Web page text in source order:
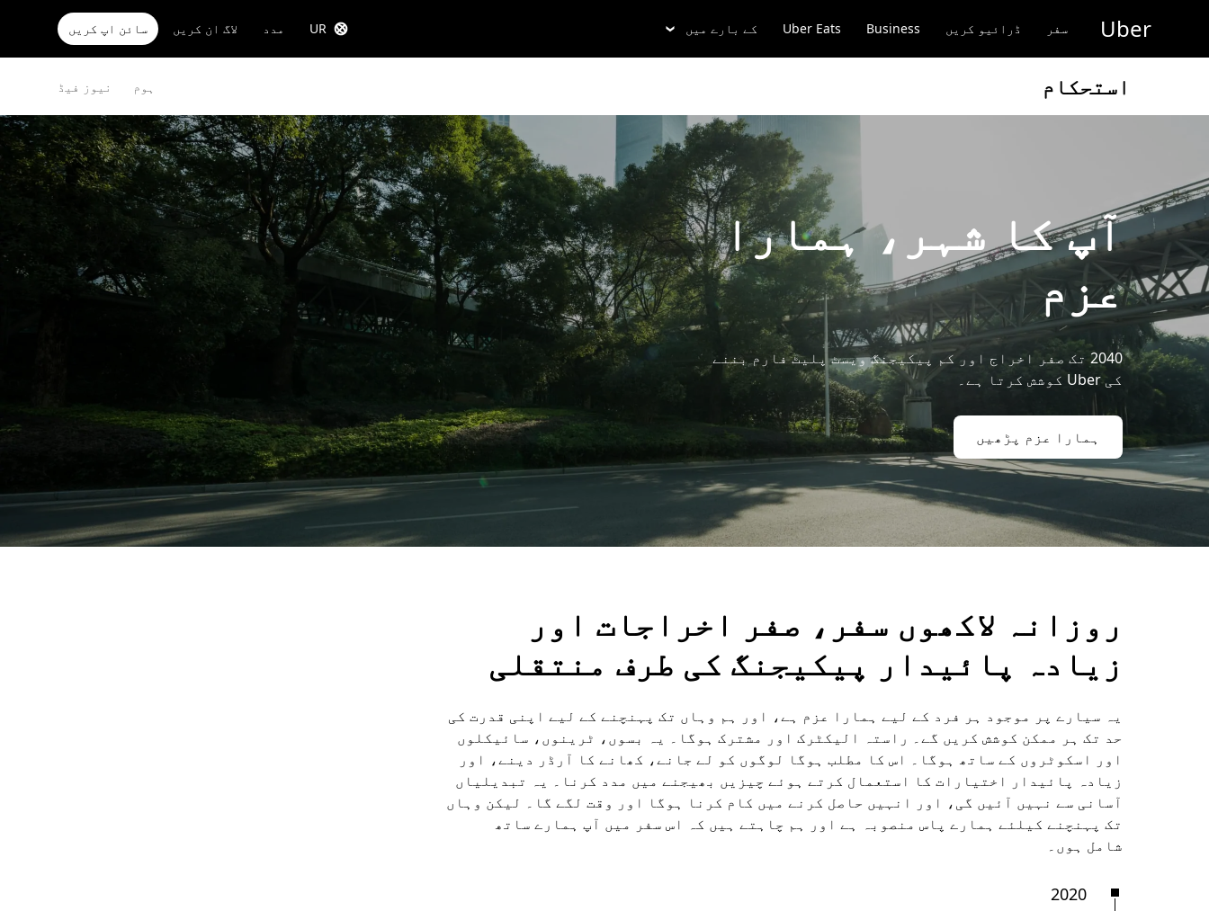
جائیں
Uber سفر ڈرائیو کریں Business
Uber Eats کے بارے میں UR مدد لاگ ان کریں سائن اپ کریں
استحکام ہوم نیوز فیڈ
آپ کا شہر، ہمارا
عزم
2040 تک صفر اخراج اور کم پیکیجنگ ویسٹ پلیٹ فارم بننے
کی Uber کوشش کرتا ہے۔
ہمارا عزم پڑھیں
روزانہ لاکھوں سفر، صفر اخراجات اور
زیادہ پائیدار پیکیجنگ کی طرف منتقلی
یہ سیارے پر موجود ہر فرد کے لیے ہمارا عزم ہے، اور ہم وہاں تک پہنچنے کے لیے اپنی قدرت کی
حد تک ہر ممکن کوشش کریں گے۔ راستہ الیکٹرک اور مشترک ہوگا۔ یہ بسوں، ٹرینوں، سائیکلوں
اور اسکوٹروں کے ساتھ ہوگا۔ اس کا مطلب ہوگا لوگوں کو لے جانے، کھانے کا آرڈر دینے، اور
زیادہ پائیدار اختیارات کا استعمال کرتے ہوئے چیزیں بھیجنے میں مدد کرنا۔ یہ تبدیلیاں
آسانی سے نہیں آئیں گی، اور انہیں حاصل کرنے میں کام کرنا ہوگا اور وقت لگے گا۔ لیکن وہاں
تک پہنچنے کیلئے ہمارے پاس منصوبہ ہے اور ہم چاہتے ہیں کہ اس سفر میں آپ ہمارے ساتھ
شامل ہوں۔
2020